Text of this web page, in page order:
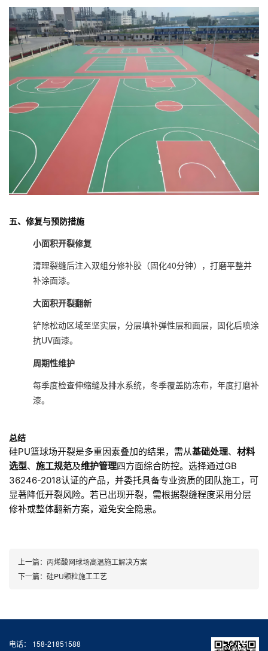
五、修复与预防措施
小面积开裂修复
清理裂缝后注入双组分修补胶（固化40分钟），打磨平整并
补涂面漆。
大面积开裂翻新
铲除松动区域至坚实层，分层填补弹性层和面层，固化后喷涂
抗UV面漆。
周期性维护
每季度检查伸缩缝及排水系统，冬季覆盖防冻布，年度打磨补
漆。
总结
硅PU篮球场开裂是多重因素叠加的结果，需从基础处理、 材料
选型、 施工规范及维护管理四方面综合防控。选择通过GB
36246-2018认证的产品，并委托具备专业资质的团队施工，可
显著降低开裂风险。若已出现开裂，需根据裂缝程度采用分层
修补或整体翻新方案，避免安全隐患。
上一篇： 丙烯酸网球场高温施工解决方案
下一篇： 硅PU颗粒施工工艺
电话： 158-21851588